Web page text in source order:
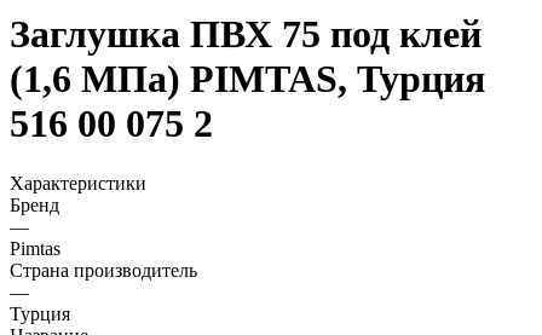
Заглушка ПВХ 75 под клей
(1,6 МПа) PIMTAS, Турция
516 00 075 2
Характеристики
Бренд
—
Pimtas
Страна производитель
—
Турция